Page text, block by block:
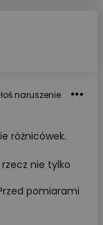
naruszenie
różnicówek.
nie tylko
pomiarami